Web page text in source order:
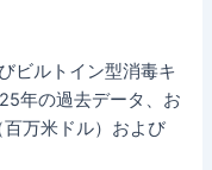
ビルトイン型消毒キ
年の過去データ、お
万米ドル）および